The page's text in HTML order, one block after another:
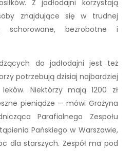
Z jadłodajni korzystają
znajdujące się w trudnej
schorowane, bezrobotne i
do jadłodajni jest też
potrzebują dzisiaj najbardziej
Niektórzy mają 1200 zł
pieniądze — mówi Grażyna
Parafialnego Zespołu
Pańskiego w Warszawie,
dla starszych. Zespół ma pod